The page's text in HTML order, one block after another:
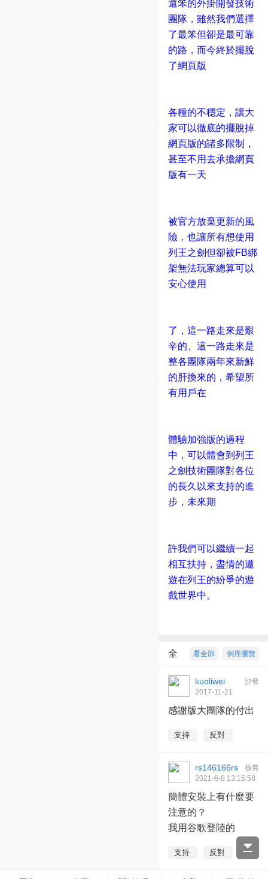
還笨的外掛開發技術
團隊，雖然我們選擇
了最笨但卻是最可靠
的路，而今終於擺脫
了網頁版
各種的不穩定，讓大
家可以徹底的擺脫掉
網頁版的諸多限制，
甚至不用去承擔網頁
版有一天
被官方放棄更新的風
險，也讓所有想使用
列王之劍但卻被FB綁
架無法玩家總算可以
安心使用
了，這一路走來是艱
辛的、這一路走來是
整各團隊兩年來新鮮
的肝換來的，希望所
有用戶在
體驗加強版的過程
中，可以體會到列王
之劍技術團隊對各位
的長久以來支持的進
步，未來期
許我們可以繼續一起
相互扶持，盡情的遨
遊在列王的紛爭的遊
戲世界中。
倒序瀏覽
看全部
全
部回復 2 沙發
kuoliwei
2017-11-21
感謝版大團隊的付出
支持 反對
板凳
rs146166rs
2021-6-8 13:15:58
簡體安裝上有什麼要
注意的？
我用谷歌登陸的
支持 反對